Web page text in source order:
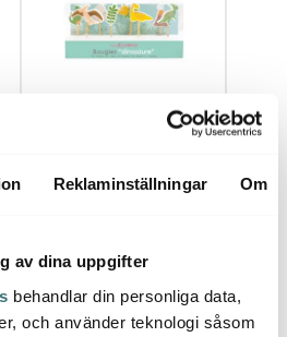
Reklaminställningar Om
av dina uppgifter
behandlar din personliga data,
och använder teknologi såsom
Tårtljus dinosaurie 8-
77 kr 129 kr
LED
95 kr